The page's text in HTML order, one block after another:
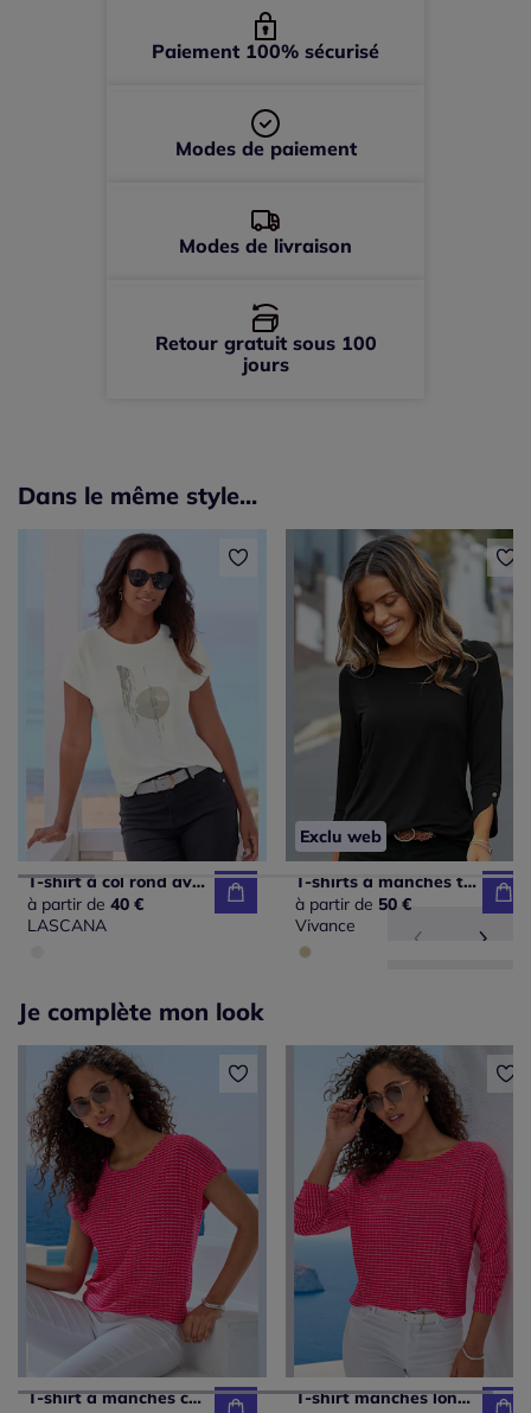
Paiement 100% sécurisé
Modes de paiement
Modes de livraison
Retour gratuit sous 100
jours
Dans le même style...
T-shirt à col rond avec imprimé graphique et ourlet arrondi
à partir de 40 €
LASCANA
Exclu web
T-shirts à manches trois quarts avec boutons dorés raffinés
à partir de 50 €
Vivance
Je complète mon look
T-shirt à manches courtes avec motif en tricot et encolure ronde
T-shirt manches longues à encolure ronde avec élastique à la taille